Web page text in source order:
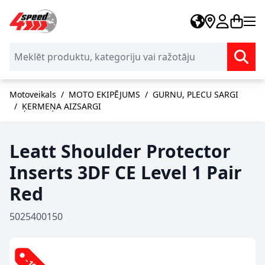
Skip to Content
Motoveikals / MOTO EKIPĒJUMS / GURNU, PLECU SARGI
/ ĶERMEŅA AIZSARGI
Leatt Shoulder Protector
Inserts 3DF CE Level 1 Pair
Red
5025400150